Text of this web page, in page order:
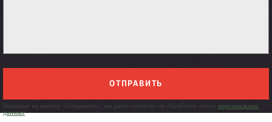
ОТПРАВИТЬ
Нажимая на кнопку «Отправить», вы даете согласие на обработку своих персональных
данных